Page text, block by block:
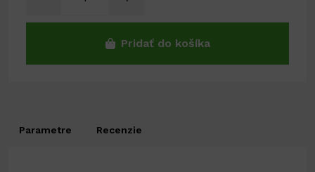
Pridať do košíka
Parametre Recenzie